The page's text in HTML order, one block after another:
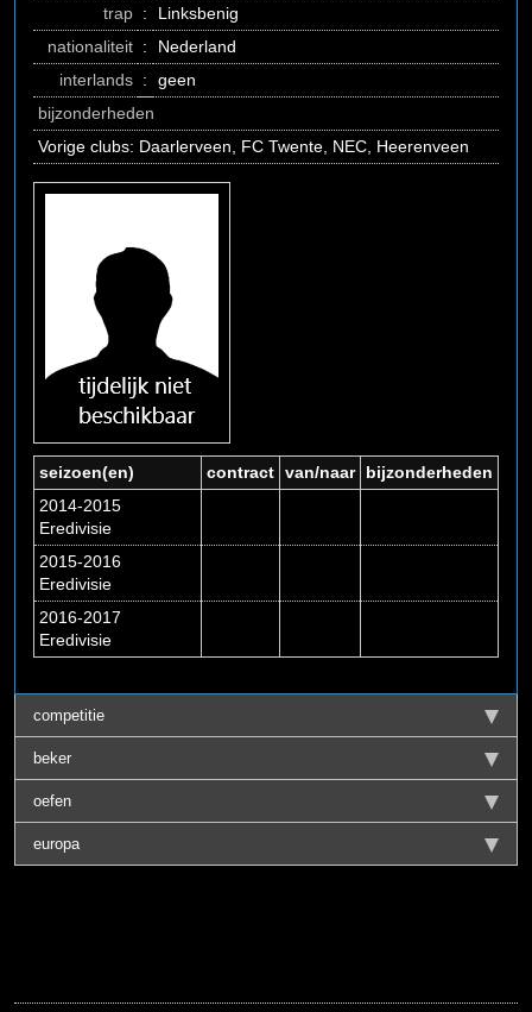
trap :
Linksbenig
nationaliteit :
Nederland
interlands :
geen
bijzonderheden
Vorige clubs: Daarlerveen, FC Twente, NEC, Heerenveen
seizoen(en) contract van/naar
bijzonderheden
2014-2015
Eredivisie
2015-2016
Eredivisie
2016-2017
Eredivisie
competitie
beker
oefen
europa